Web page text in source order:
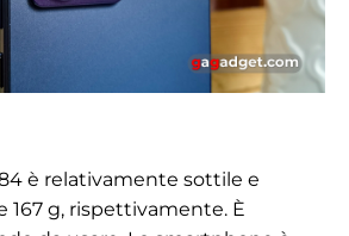
è relativamente sottile e
167 g, rispettivamente. È